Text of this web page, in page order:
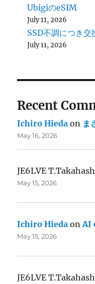
UbigiのeSIM
July 11, 2026
SSD不調につき交
July 11, 2026
Recent
Ichiro Hieda on ま
May 16, 2026
JE6LVE
May 15, 2026
Ichiro Hieda onAI
May 15, 2026
JE6LVE